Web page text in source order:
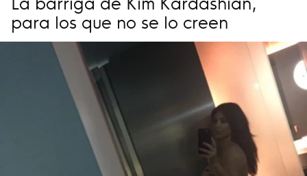
para los que no se lo creen